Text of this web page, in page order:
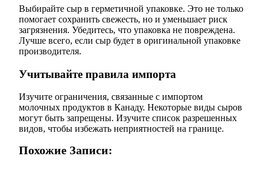
Выбирайте сыр в герметичной упаковке. Это не только
помогает сохранить свежесть, но и уменьшает риск
загрязнения. Убедитесь, что упаковка не повреждена.
Лучше всего, если сыр будет в оригинальной упаковке
производителя.
Учитывайте правила импорта
Изучите ограничения, связанные с импортом
молочных продуктов в Канаду. Некоторые виды сыров
могут быть запрещены. Изучите список разрешенных
видов, чтобы избежать неприятностей на границе.
Похожие Записи: